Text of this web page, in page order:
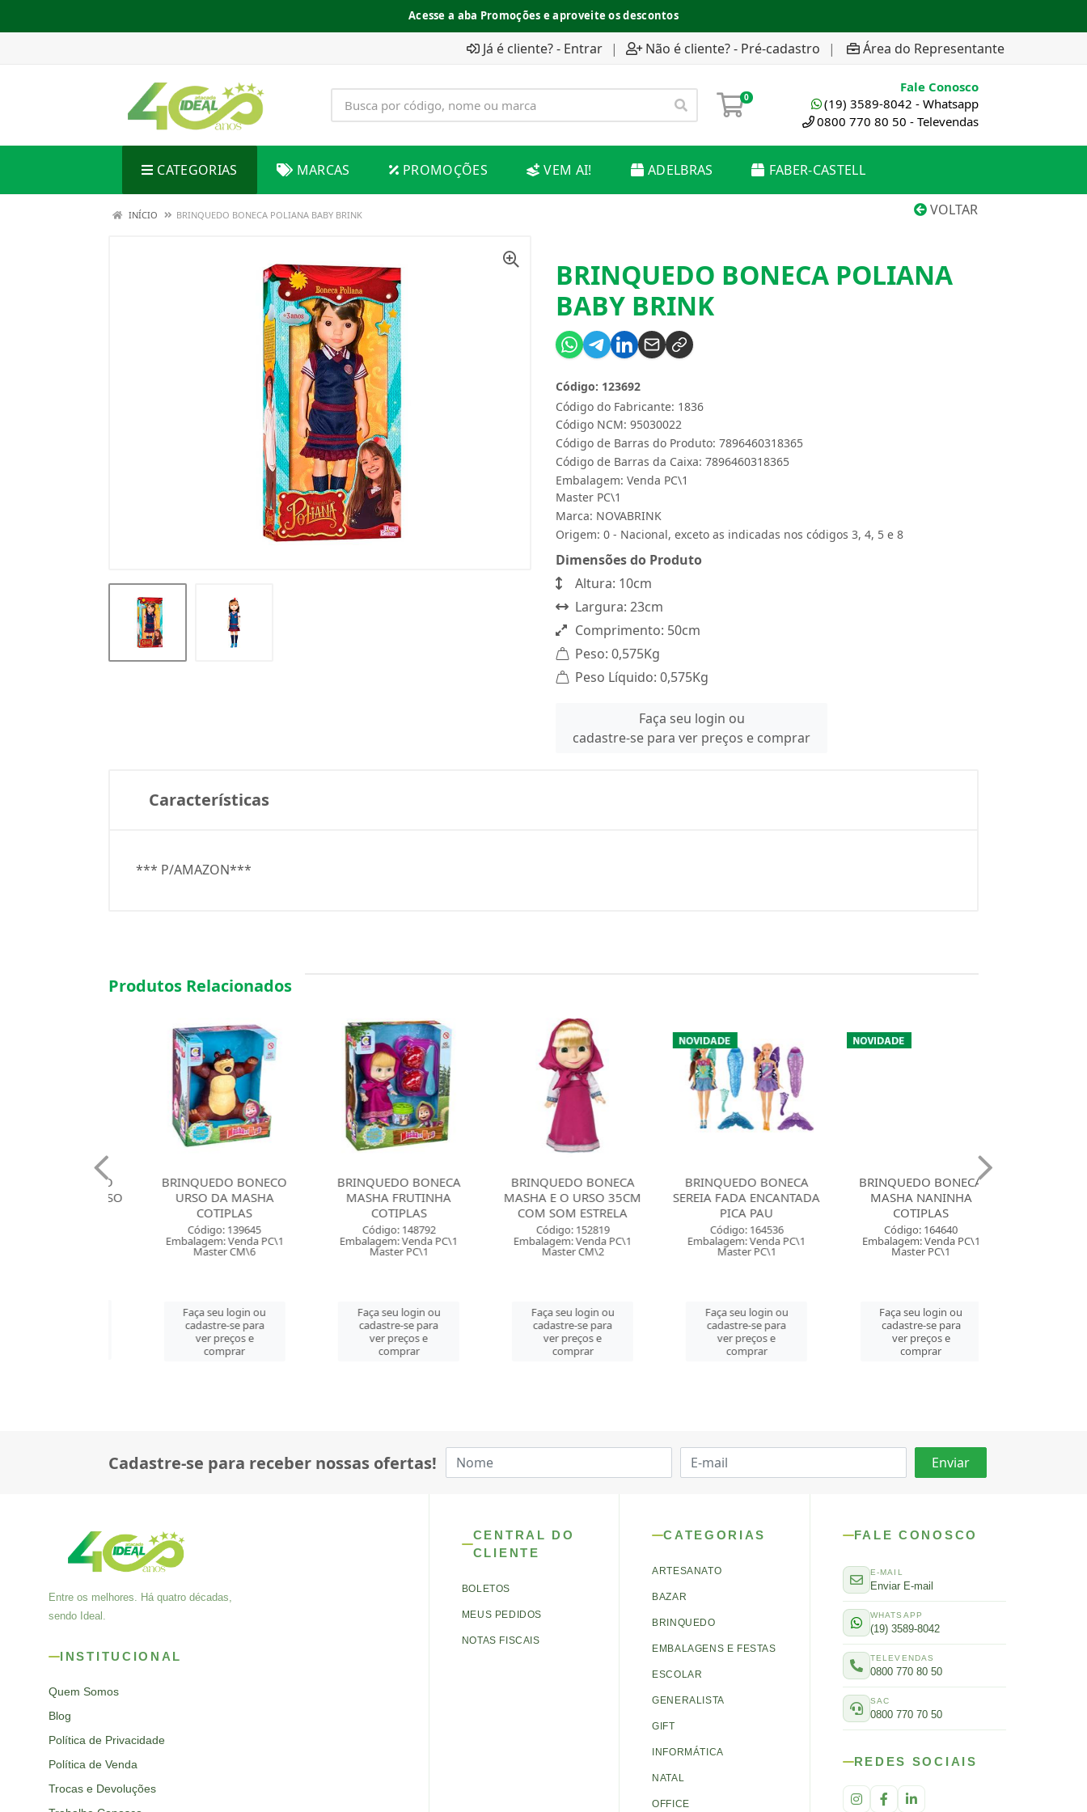
Acesse a aba Promoções e aproveite os descontos
Já é cliente? - Entrar | Não é cliente? - Pré-cadastro | Área do Representante
0
Fale Conosco
(19) 3589-8042 - Whatsapp
0800 770 80 50 - Televendas
CATEGORIAS MARCAS PROMOÇÕES VEM AI! ADELBRAS FABER-CASTELL
VOLTAR
INÍCIO BRINQUEDO BONECA POLIANA BABY BRINK
BRINQUEDO BONECA POLIANA
BABY BRINK
Código do Fabricante: 1836
Código: 123692
Código NCM: 95030022
Código de Barras do Produto: 7896460318365
Código de Barras da Caixa: 7896460318365
Embalagem: Venda PC\1
Master PC\1
Marca: NOVABRINK
Origem: 0 - Nacional, exceto as indicadas nos códigos 3, 4, 5 e 8
Dimensões do Produto
Altura: 10cm
Largura: 23cm
Comprimento: 50cm
Peso: 0,575Kg
Peso Líquido: 0,575Kg
Faça seu login ou
cadastre-se para ver preços e comprar
Características
*** P/AMAZON***
Produtos Relacionados
BRINQUEDO BONECO
URSO DA MASHA
COTIPLAS
Código: 139645
Embalagem: Venda PC\1
Master CM\6
Faça seu login ou
cadastre-se para
ver preços e
comprar
BRINQUEDO BONECA
MASHA FRUTINHA
COTIPLAS
Código: 148792
Embalagem: Venda PC\1
Master PC\1
Faça seu login ou
cadastre-se para
ver preços e
comprar
BRINQUEDO BONECA
MASHA E O URSO 35CM
COM SOM ESTRELA
Código: 152819
Embalagem: Venda PC\1
Master CM\2
Faça seu login ou
cadastre-se para
ver preços e
comprar
BRINQUEDO BONECA
SEREIA FADA ENCANTADA
PICA PAU
Código: 164536
Embalagem: Venda PC\1
Master PC\1
Faça seu login ou
cadastre-se para
ver preços e
comprar
BRINQUEDO BONECA
MASHA NANINHA
COTIPLAS
Código: 164640
Embalagem: Venda PC\1
Master PC\1
Faça seu login ou
cadastre-se para
ver preços e
comprar
Cadastre-se para receber nossas ofertas!
Entre os melhores. Há quatro décadas,
sendo Ideal.
INSTITUCIONAL
Quem Somos
Blog
Política de Privacidade
Política de Venda
Trocas e Devoluções
CENTRAL DO
CLIENTE
BOLETOS
MEUS PEDIDOS
NOTAS FISCAIS
CATEGORIAS
ARTESANATO
BAZAR
BRINQUEDO
EMBALAGENS E FESTAS
ESCOLAR
GENERALISTA
GIFT
INFORMÁTICA
NATAL
OFFICE
FALE CONOSCO
E-MAIL
Enviar E-mail
WHATSAPP
(19) 3589-8042
TELEVENDAS
0800 770 80 50
SAC
0800 770 70 50
REDES SOCIAIS